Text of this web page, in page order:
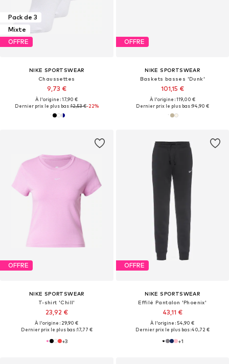
Pack de 3
Mixte
OFFRE
NIKE SPORTSWEAR
Chaussettes
9,73 €
À l'origine : 17,90 €
Dernier prix le plus bas :12,53 €-22%
OFFRE
NIKE SPORTSWEAR
Baskets basses 'Dunk'
101,15 €
À l'origine : 119,00 €
Dernier prix le plus bas :94,90 €
OFFRE
NIKE SPORTSWEAR
T-shirt 'Chill'
23,92 €
À l'origine : 29,90 €
Dernier prix le plus bas :17,77 €
+3
OFFRE
NIKE SPORTSWEAR
Effilé Pantalon 'Phoenix'
43,11 €
À l'origine : 54,90 €
Dernier prix le plus bas :40,72 €
+1